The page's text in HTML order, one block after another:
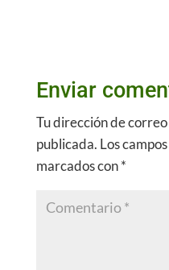
Enviar
Tu dirección de
publicada. Los
marcados con*